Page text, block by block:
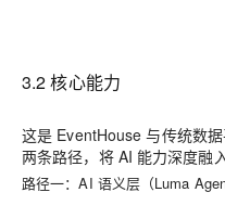
3.2 核心能力
这是 EventHouse 与传统数
两条路径，将 AI 能力深度融
路径一：AI 语义层（Luma